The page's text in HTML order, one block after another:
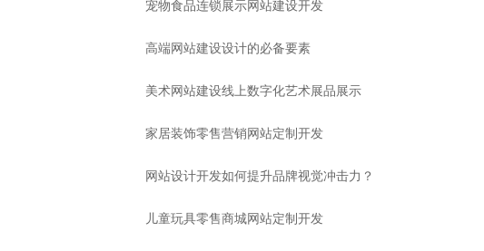
宠物食品连锁展示网站建设开发
高端网站建设设计的必备要素
美术网站建设线上数字化艺术展品展示
家居装饰零售营销网站定制开发
网站设计开发如何提升品牌视觉冲击力？
儿童玩具零售商城网站定制开发